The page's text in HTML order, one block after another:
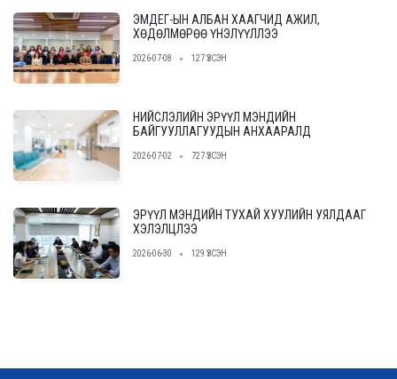
ЭМДЕГ-ЫН АЛБАН ХААГЧИД АЖИЛ,
ХӨДӨЛМӨРӨӨ ҮНЭЛҮҮЛЛЭЭ
2026-07-08 127 ҮЗСЭН
НИЙСЛЭЛИЙН ЭРҮҮЛ МЭНДИЙН
БАЙГУУЛЛАГУУДЫН АНХААРАЛД
2026-07-02 727 ҮЗСЭН
ЭРҮҮЛ МЭНДИЙН ТУХАЙ ХУУЛИЙН УЯЛДААГ
ХЭЛЭЛЦЛЭЭ
2026-06-30 129 ҮЗСЭН